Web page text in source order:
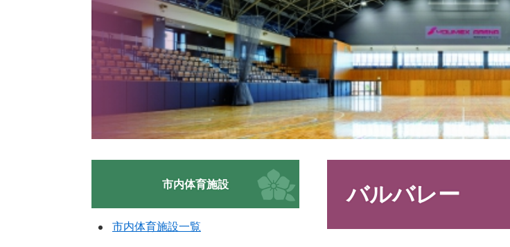
バルバレー
市内体育施設
市内体育施設一覧